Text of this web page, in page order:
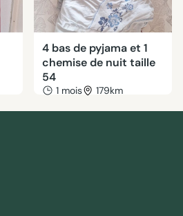
4 bas de pyjama et 1
chemise de nuit taille
54
1 mois 179km